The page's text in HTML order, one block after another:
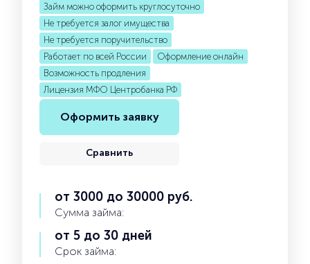
Займ можно оформить круглосуточно
Не требуется залог имущества
Не требуется поручительство
Работает по всей России
Оформление онлайн
Возможность продления
Лицензия МФО Центробанка РФ
Оформить заявку
Сравнить
от 3000 до 30000 руб.
Сумма займа:
от 5 до 30 дней
Срок займа: